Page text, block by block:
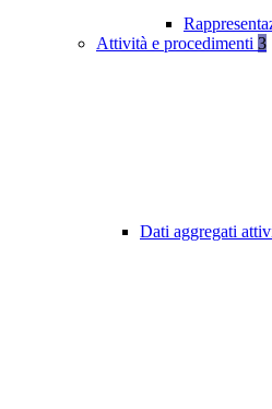
Attività e procedimenti 3
Dati aggregati